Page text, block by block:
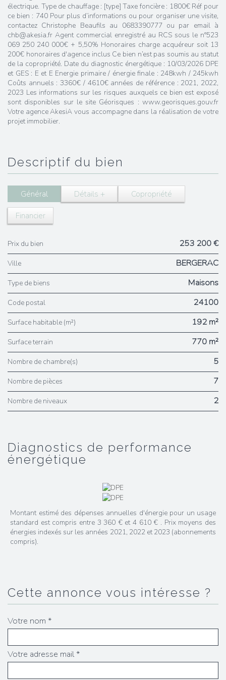
électrique. Type de chauffage : [type] Taxe foncière : 1800€ Réf pour
ce bien : 740 Pour plus d’informations ou pour organiser une visite,
contactez Christophe Beaufils au 0683390777 ou par email à
chb@akesia.fr Agent commercial enregistré au RCS sous le n°523
069 250 240 000€ + 5,50% Honoraires charge acquéreur soit 13
200€ honoraires d'agence inclus Ce bien n’est pas soumis au statut
de la copropriété. Date du diagnostic énergétique : 10/03/2026 DPE
et GES : E et E Energie primaire / énergie finale : 248kwh / 245kwh
Coûts annuels : 3360€ / 4610€ années de référence : 2021, 2022,
2023 Les informations sur les risques auxquels ce bien est exposé
sont disponibles sur le site Géorisques : www.georisques.gouv.fr
Votre agence AkesiA vous accompagne dans la réalisation de votre
projet immobilier.
descriptif du bien
Général Détails + Copropriété
Financier
Prix du bien 253 200 €
Ville BERGERAC
Type de biens Maisons
Code postal 24100
Surface habitable (m²) 192 m²
surface terrain 770 m²
Nombre de chambre(s) 5
Nombre de pièces 7
Nombre de niveaux 2
diagnostics de performance
énergétique
Montant estimé des dépenses annuelles d'énergie pour un usage
standard est compris entre 3 360 € et 4 610 € . Prix moyens des
énergies indexés sur les années 2021, 2022 et 2023 (abonnements
compris).
cette annonce vous intéresse ?
Votre nom *
Votre adresse mail *